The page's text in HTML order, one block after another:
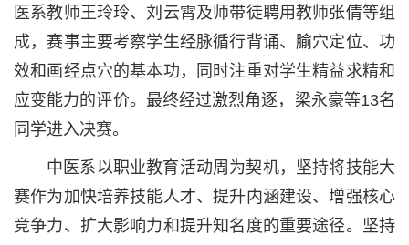
医系教师王玲玲、刘云霄及师带徒聘用教师张倩等组
成，赛事主要考察学生经脉循行背诵、腧穴定位、功
效和画经点穴的基本功，同时注重对学生精益求精和
应变能力的评价。最终经过激烈角逐，梁永豪等13名
同学进入决赛。
中医系以职业教育活动周为契机，坚持将技能大
赛作为加快培养技能人才、提升内涵建设、增强核心
竞争力、扩大影响力和提升知名度的重要途径。坚持